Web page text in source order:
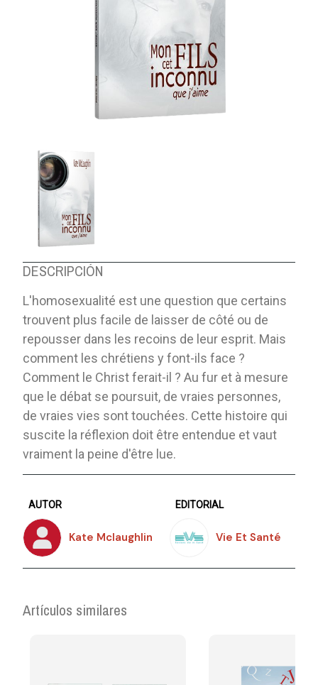
DESCRIPCIÓN
L'homosexualité est une question que certains
trouvent plus facile de laisser de côté ou de
repousser dans les recoins de leur esprit. Mais
comment les chrétiens y font-ils face ?
Comment le Christ ferait-il ? Au fur et à mesure
que le débat se poursuit, de vraies personnes,
de vraies vies sont touchées. Cette histoire qui
suscite la réflexion doit être entendue et vaut
vraiment la peine d'être lue.
AUTOR
Kate Mclaughlin
EDITORIAL
Vie Et Santé
Artículos similares